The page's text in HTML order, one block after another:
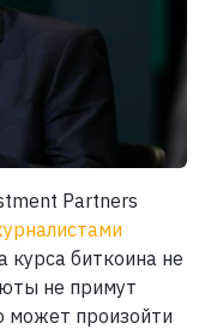
Partners
курса биткоина не
не примут
может произойти